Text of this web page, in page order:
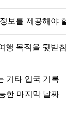
보를 제공해야 할
행 목적을 뒷받침
기타 입국 기록
한 마지막 날짜